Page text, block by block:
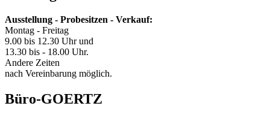
Ausstellung - Probesitzen - Verkauf:
Montag - Freitag
9.00 bis 12.30 Uhr und
13.30 bis - 18.00 Uhr.
Andere Zeiten
nach Vereinbarung möglich.
Büro-GOERTZ